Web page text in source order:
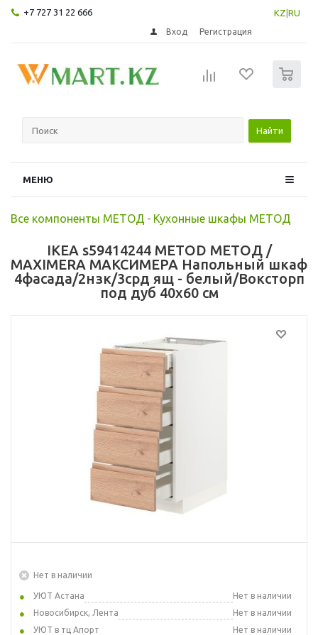
+7 727 31 22 666 KZ RU
Вход Регистрация
Найти
МЕНЮ
Все компоненты МЕТОД - Кухонные шкафы МЕТОД
IKEA s59414244 METOD МЕТОД /
MAXIMERA МАКСИМЕРА Напольный шкаф
4фасада/2нзк/3срд ящ - белый/Воксторп
под дуб 40x60 см
Нет в наличии
УЮТ Астана
Нет в наличии
Новосибирск, Лента
Нет в наличии
УЮТ в тц Апорт
Нет в наличии